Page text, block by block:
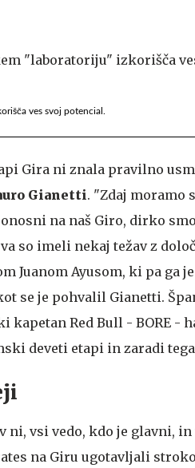
ves svoj potencial.
Gira ni znala pravilno
Gianetti. "Zdaj moramo
na naš Giro, dirko
so imeli nekaj težav z
Juanom Ayusom, ki pa ga
se je pohvalil Gianetti.
kapetan Red Bull - BORE -
deveti etapi in zaradi
ni, vsi vedo, kdo je glavni,
na Giru ugotavljali